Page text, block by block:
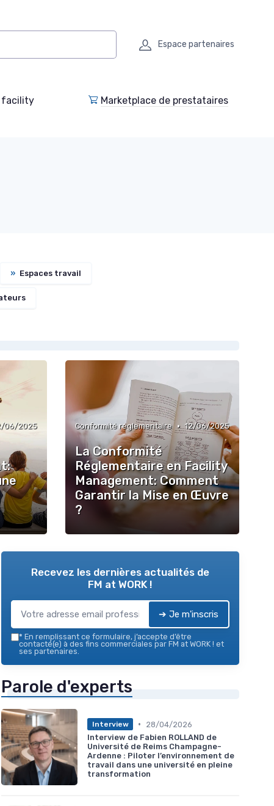
Espace partenaires
facility
Marketplace de prestataires
» Espaces travail
06/2025 Conformité réglementaire • 12/06/2025
La Conformité
Réglementaire en Facility
Management: Comment
Garantir la Mise en Œuvre
?
Recevez les dernières actualités de
FM at WORK !
➔ Je m'inscris
* En remplissant ce formulaire, j’accepte d’être
contacté(e) à des fins commerciales par FM at WORK ! et
ses partenaires.
Parole d'experts
Interview •
28/04/2026
Interview de Fabien ROLLAND de
Université de Reims Champagne-
Ardenne : Piloter l’environnement de
travail dans une université en pleine
transformation